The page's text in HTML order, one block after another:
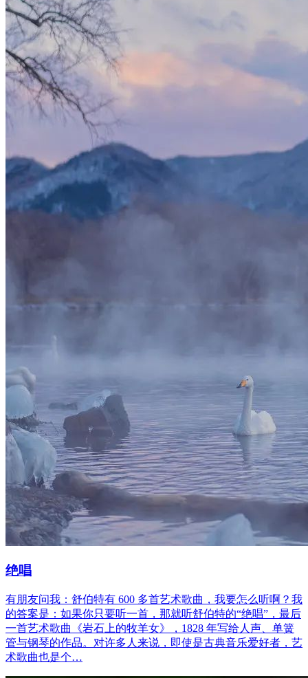
绝唱
有朋友问我：舒伯特有 600 多首艺术歌曲，我要怎么听啊？我
的答案是：如果你只要听一首，那就听舒伯特的“绝唱”，最后
一首艺术歌曲《岩石上的牧羊女》，1828 年写给人声、单簧
管与钢琴的作品。对许多人来说，即使是古典音乐爱好者，艺
术歌曲也是个…